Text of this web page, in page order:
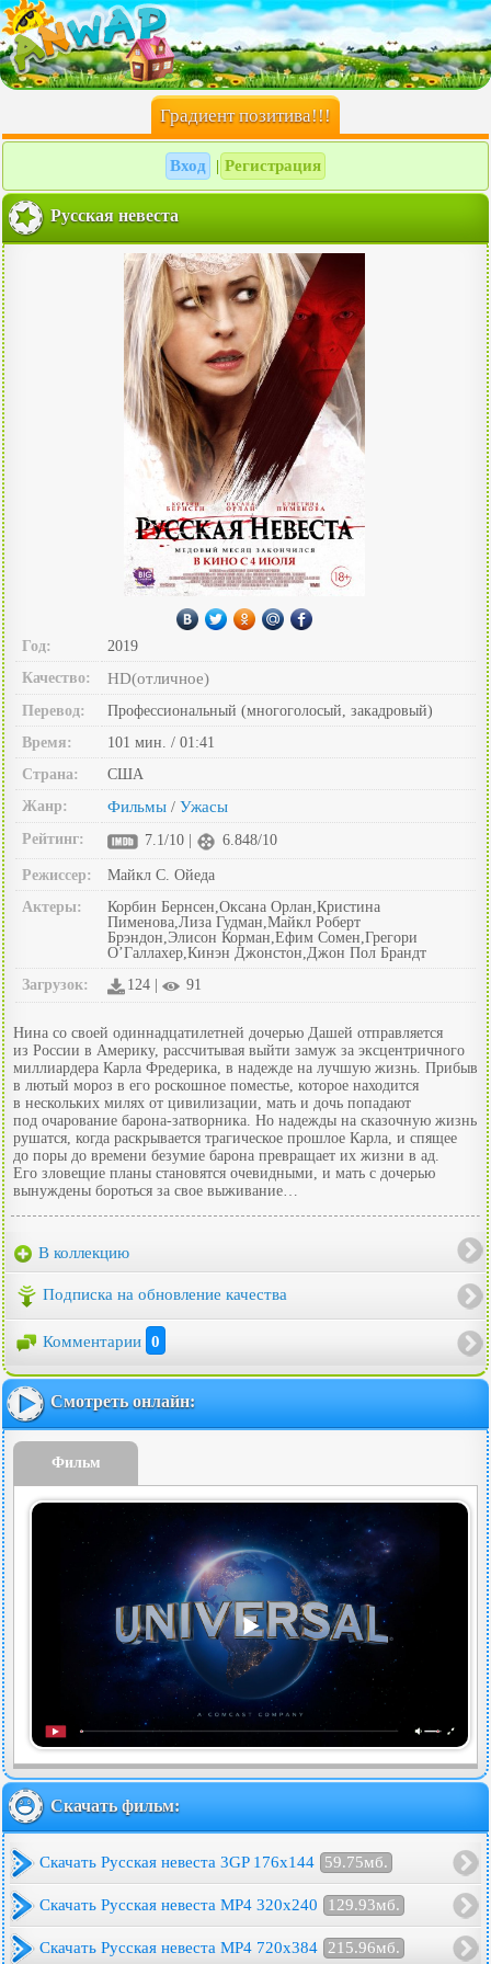
Градиент позитива!!!
Вход Регистрация
Русская невеста
Год:
2019
Качество:
HD(отличное)
Перевод:
Профессиональный (многоголосый, закадровый)
Время:
101 мин. / 01:41
Страна:
США
Жанр:
Фильмы / Ужасы
Рейтинг: 7.1/10 | 6.848/10
Режиссер:
Майкл С. Ойеда
Актеры:
Корбин Бернсен,Оксана Орлан,Кристина
Пименова,Лиза Гудман,Майкл Роберт
Брэндон,Элисон Корман,Ефим Сомен,Грегори
О’Галлахер,Кинэн Джонстон,Джон Пол Брандт
Загрузок:
124 | 91
Нина со своей одиннадцатилетней дочерью Дашей отправляется
из России в Америку, рассчитывая выйти замуж за эксцентричного
миллиардера Карла Фредерика, в надежде на лучшую жизнь. Прибыв
в лютый мороз в его роскошное поместье, которое находится
в нескольких милях от цивилизации, мать и дочь попадают
под очарование барона-затворника. Но надежды на сказочную жизнь
рушатся, когда раскрывается трагическое прошлое Карла, и спящее
до поры до времени безумие барона превращает их жизни в ад.
Его зловещие планы становятся очевидными, и мать с дочерью
вынуждены бороться за свое выживание…
В коллекцию
Подписка на обновление качества
Комментарии 0
Смотреть онлайн:
Фильм
Скачать фильм:
Скачать Русская невеста 3GP 176x144 59.75мб.
Скачать Русская невеста MP4 320x240 129.93мб.
Скачать Русская невеста MP4 720x384 215.96мб.